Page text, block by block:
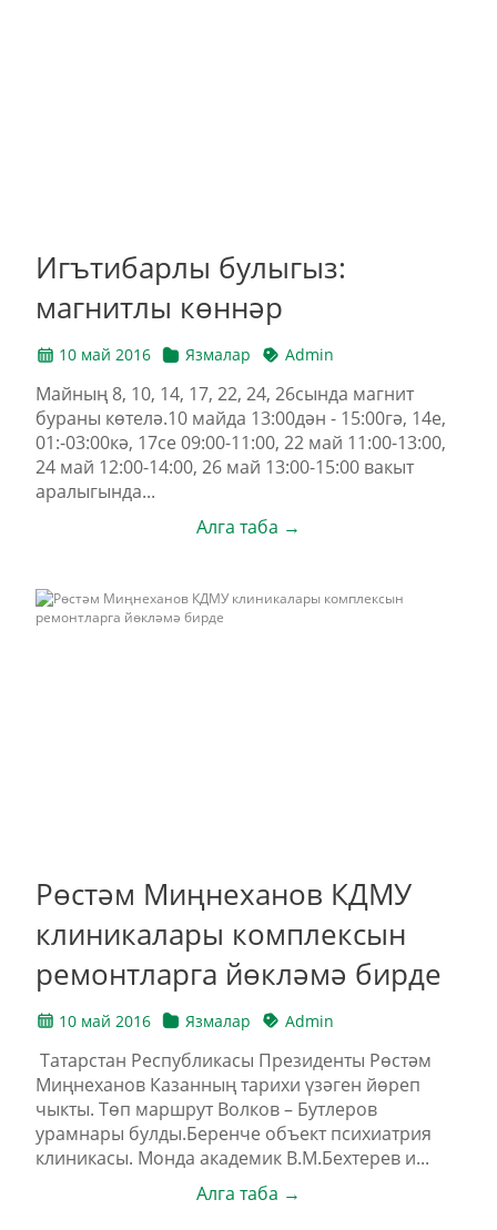
Игътибарлы булыгыз:
магнитлы көннәр
10 май 2016 Язмалар Admin
Майның 8, 10, 14, 17, 22, 24, 26сында магнит
бураны көтелә.10 майда 13:00дән - 15:00гә, 14е,
01:-03:00кә, 17се 09:00-11:00, 22 май 11:00-13:00,
24 май 12:00-14:00, 26 май 13:00-15:00 вакыт
аралыгында...
Алга таба →
Рөстәм Миңнеханов КДМУ
клиникалары комплексын
ремонтларга йөкләмә бирде
10 май 2016 Язмалар Admin
Татарстан Республикасы Президенты Рөстәм
Миңнеханов Казанның тарихи үзәген йөреп
чыкты. Төп маршрут Волков – Бутлеров
урамнары булды.Беренче объект психиатрия
клиникасы. Монда академик В.М.Бехтерев и...
Алга таба →